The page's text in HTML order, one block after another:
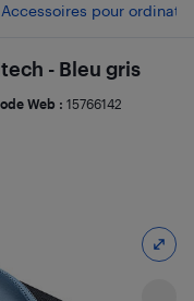
Accessoires pour
- Bleu gris
Web : 15766142